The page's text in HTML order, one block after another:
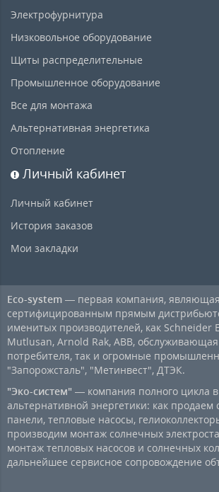
Электрофурнитура
Низковольное оборудование
Щиты распределительные
Промышленное оборудование
Все для монтажа
Альтернативная энергетика
Отопление
Личный кабинет
Личный кабинет
История заказов
Мои закладки
Eco-system — первая компания,
сертифицированным прямым
именитых производителей, как Schneider
Mutlusan, Arnold Rak, ABB, обслуживающая
потребителя, так и огромные
"Запорожсталь", "Метинвест", ДТЭК.
"Эко-систем" — компания полного цикла
альтернативной энергетики: как продаем
панели, тепловые насосы,
производим монтаж солнечных
монтаж тепловых насосов и солнечных
дальнейшее сервисное сопровождение